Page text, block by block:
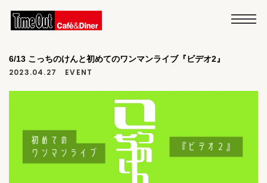
6/13 こっちのけんと初めてのワンマンライブ『ビデオ2』
2023.04.27 EVENT